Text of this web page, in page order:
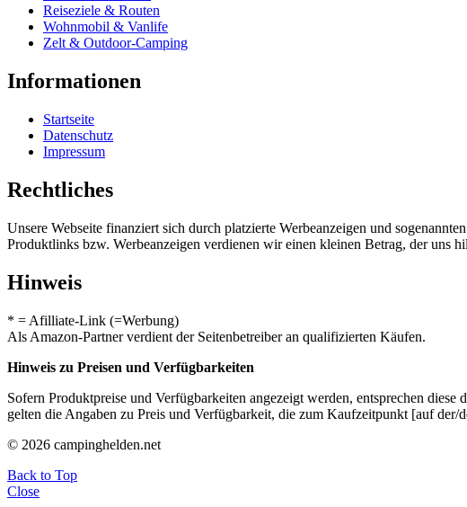
Reiseziele & Routen
Wohnmobil & Vanlife
Zelt & Outdoor-Camping
Informationen
Startseite
Datenschutz
Impressum
Rechtliches
Unsere Webseite finanziert sich durch platzierte Werbeanzeigen und
Produktlinks bzw. Werbeanzeigen verdienen wir einen kleinen Betrag, der uns
Hinweis
* = Afilliate-Link (=Werbung)
Als Amazon-Partner verdient der Seitenbetreiber an qualifizierten Käufen.
Hinweis zu Preisen und Verfügbarkeiten
Sofern Produktpreise und Verfügbarkeiten angezeigt werden, entsprechen
gelten die Angaben zu Preis und Verfügbarkeit, die zum Kaufzeitpunkt [auf der/
© 2026 campinghelden.net
Back to Top
Close